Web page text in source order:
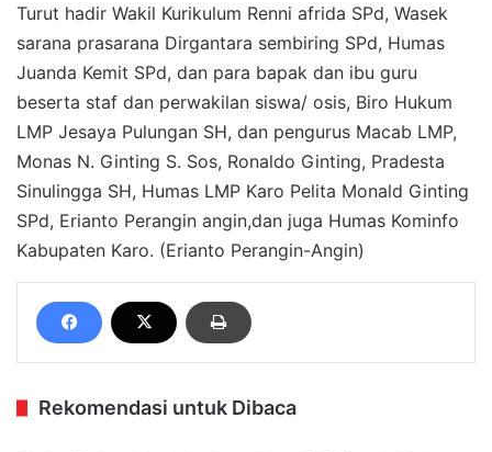
Turut hadir Wakil Kurikulum Renni afrida SPd, Wasek
sarana prasarana Dirgantara sembiring SPd, Humas
Juanda Kemit SPd, dan para bapak dan ibu guru
beserta staf dan perwakilan siswa/ osis, Biro Hukum
LMP Jesaya Pulungan SH, dan pengurus Macab LMP,
Monas N. Ginting S. Sos, Ronaldo Ginting, Pradesta
Sinulingga SH, Humas LMP Karo Pelita Monald Ginting
SPd, Erianto Perangin angin,dan juga Humas Kominfo
Kabupaten Karo. (Erianto Perangin-Angin)
Rekomendasi untuk Dibaca